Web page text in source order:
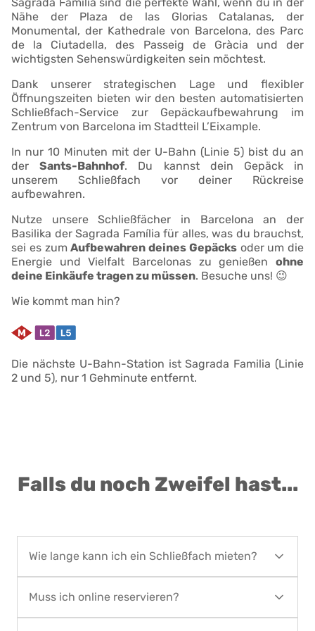
Nähe der Plaza de las Glorias Catalanas, der
Monumental, der Kathedrale von Barcelona, des Parc
de la Ciutadella, des Passeig de Gràcia und der
wichtigsten Sehenswürdigkeiten sein möchtest.
Dank unserer strategischen Lage und flexibler
Öffnungszeiten bieten wir den besten automatisierten
Schließfach-Service zur Gepäckaufbewahrung im
Zentrum von Barcelona im Stadtteil L’Eixample.
In nur 10 Minuten mit der U-Bahn (Linie 5) bist du an
derSants-Bahnhof. Du kannst dein Gepäck in
unserem Schließfach vor deiner Rückreise
aufbewahren.
Nutze unsere Schließfächer in Barcelona an der
Basilika der Sagrada Família für alles, was du brauchst,
sei es zumAufbewahren deines Gepäcksoder um die
Energie und Vielfalt Barcelonas zu genießen ohne
deine Einkäufe tragen zu müssen. Besuche uns! 😉
Wie kommt man hin?
Die nächste U-Bahn-Station ist Sagrada Familia (Linie
2 und 5), nur 1 Gehminute entfernt.
Falls du noch Zweifel hast...
Wie lange kann ich ein Schließfach mieten?
und höchstens 90 Kalendertage gemietet
werden. Wenn du ein Schließfach für einen
Muss ich online reservieren?